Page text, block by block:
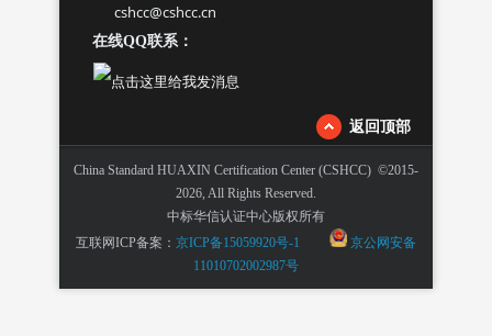
cshcc@cshcc.cn
在线QQ联系：
返回顶部
China Standard HUAXIN Certification Center (CSHCC) ©2015-
2026, All Rights Reserved.
中标华信认证中心版权所有
互联网ICP备案： 京ICP备15059920号-1
京公网安备
11010702002987号